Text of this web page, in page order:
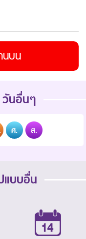
นบน
วันอื่นๆ
ศ. ส.
แบบอื่น